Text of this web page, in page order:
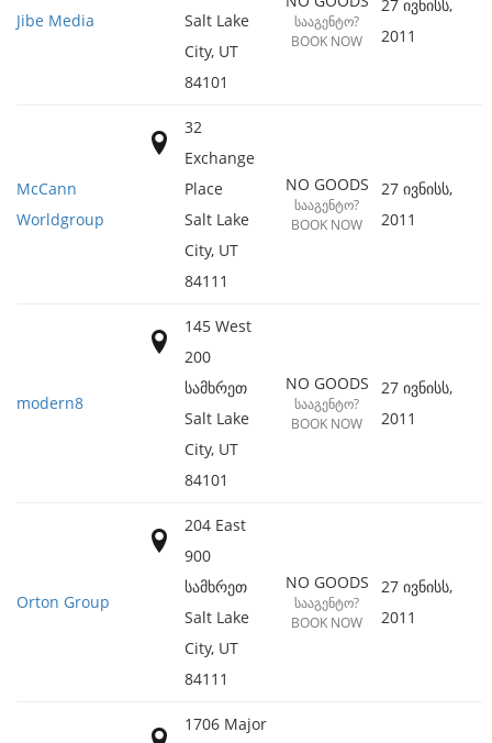
Jibe Media
Salt Lake
City, UT
84101
ᲡᲐᲐᲒᲔᲜᲢᲝ?
BOOK NOW
27 ივნისს,
2011
McCann
Worldgroup
32
Exchange
Place
Salt Lake
City, UT
84111
NO GOODS
ᲡᲐᲐᲒᲔᲜᲢᲝ?
BOOK NOW
27 ივნისს,
2011
modern8
145 West
200
სამხრეთ
Salt Lake
City, UT
84101
NO GOODS
ᲡᲐᲐᲒᲔᲜᲢᲝ?
BOOK NOW
27 ივნისს,
2011
Orton Group
204 East
900
სამხრეთ
Salt Lake
City, UT
84111
NO GOODS
ᲡᲐᲐᲒᲔᲜᲢᲝ?
BOOK NOW
27 ივნისს,
2011
1706 Major